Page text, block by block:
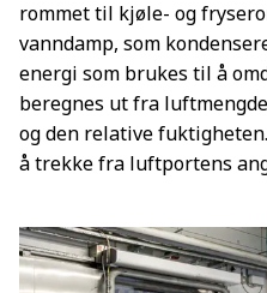
rommet til kjøle- og
vanndamp, som
energi som brukes til å
beregnes ut fra
og den relative
å trekke fra luftportens